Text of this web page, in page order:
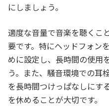
にしましょう。
適度な音量で音楽を聴くこ
要です。特にヘッドフォン
めに設定し、長時間の使用
う。また、騒音環境での耳
を長時間つけっぱなしにす
を休めることが大切です。